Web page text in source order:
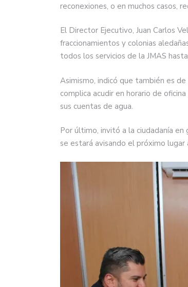
reconexiones, o en muchos casos,
El Director Ejecutivo, Juan Carlos
fraccionamientos y colonias
todos los servicios de la JMAS
Asimismo, indicó que también es
complica acudir en horario de
sus cuentas de agua.
Por último, invitó a la ciudadanía
se estará avisando el próximo lugar